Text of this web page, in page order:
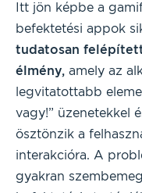
Itt jön képbe a
befektetési appok
tudatosan
élmény, amely az
legvitatottabb
vagy!” üzenetekkel
ösztönzik a
interakcióra. A
gyakran